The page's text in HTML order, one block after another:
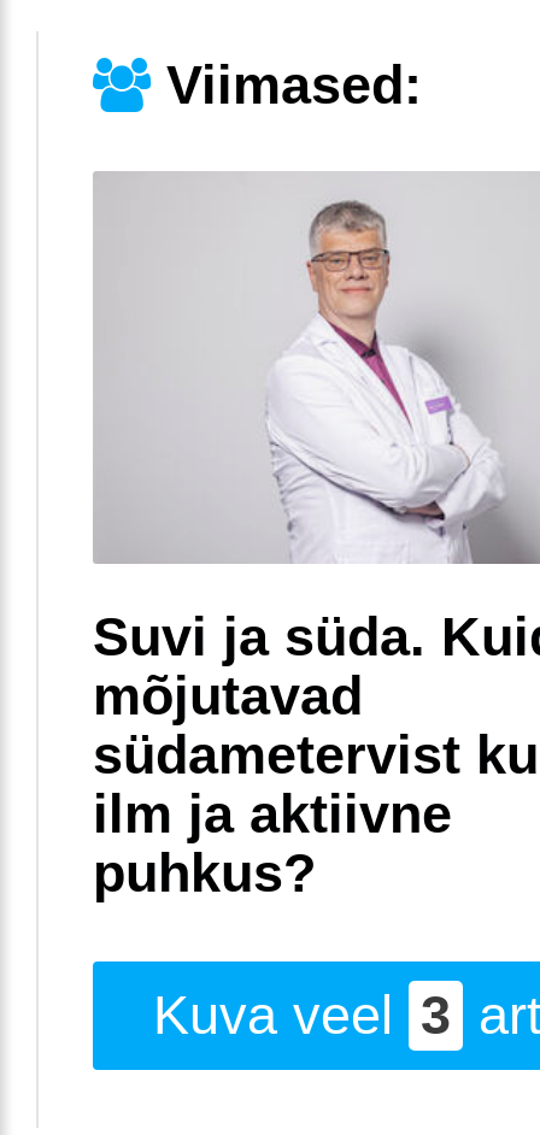
Viimased:
Suvi ja süda.
mõjutavad
südametervist
ilm ja aktiivne
puhkus?
Kuva veel 3